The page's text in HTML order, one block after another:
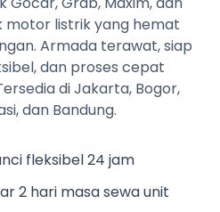
motor listrik yang hemat
Armada terawat, siap
dan proses cepat
di Jakarta, Bogor,
dan Bandung.
fleksibel 24 jam
2 hari masa sewa unit